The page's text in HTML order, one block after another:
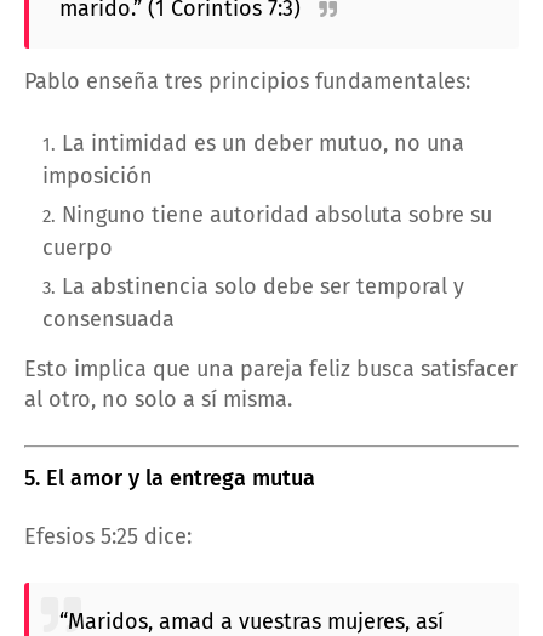
marido.” (1 Corintios 7:3)
Pablo enseña tres principios fundamentales:
La intimidad es un deber mutuo, no una
imposición
Ninguno tiene autoridad absoluta sobre su
cuerpo
La abstinencia solo debe ser temporal y
consensuada
Esto implica que una pareja feliz busca satisfacer
al otro, no solo a sí misma.
5. El amor y la entrega mutua
Efesios 5:25 dice:
“Maridos, amad a vuestras mujeres, así